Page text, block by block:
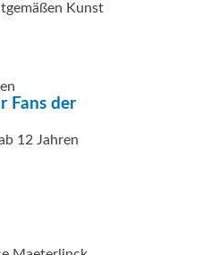
Kunst
Fans der
12 Jahren